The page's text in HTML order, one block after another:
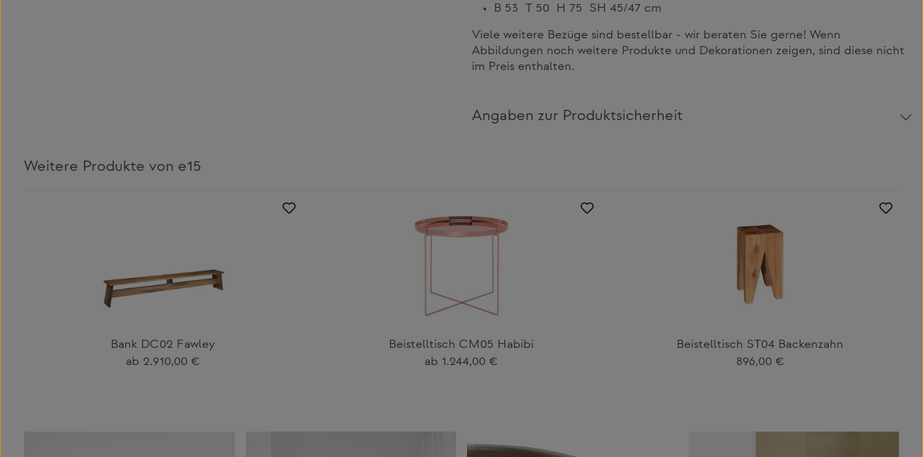
B 53 T 50 H 75 SH 45/47 cm
Viele weitere Bezüge sind bestellbar - wir beraten Sie gerne! Wenn
Abbildungen noch weitere Produkte und Dekorationen zeigen, sind diese nicht
im Preis enthalten.
Angaben zur Produktsicherheit
Weitere Produkte von e15
Bank DC02 Fawley
Regulärer Preis:
ab 2.910,00 €
Beistelltisch CM05 Habibi
Regulärer Preis:
ab 1.244,00 €
Beistelltisch ST04 Backenzahn
Regulärer Preis:
896,00 €